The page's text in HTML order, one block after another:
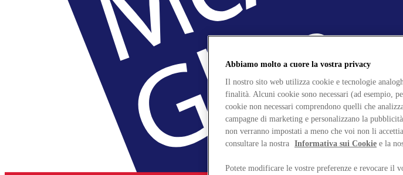
Abbiamo molto a cuore la vostra privacy
Il nostro sito web utilizza cookie e tecnologie
finalità. Alcuni cookie sono necessari (ad esempio,
cookie non necessari comprendono quelli che
campagne di marketing e personalizzano la
non verranno impostati a meno che voi non li
consultare la nostra Informativa sui Cookie e la
Potete modificare le vostre preferenze e revocare il